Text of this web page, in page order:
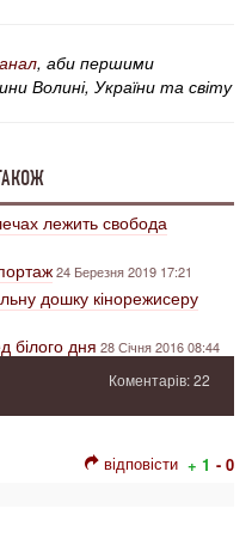
, аби першими
Волині, України та світу
лежить свобода
24 Березня 2019 17:21
дошку кінорежисеру
білого дня 28 Січня 2016 08:44
Коментарів: 22
відповісти + 1 - 0